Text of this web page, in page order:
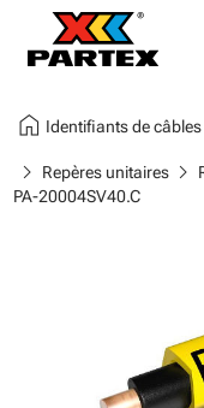
home Identifiants de câbles
chevron_right Repères unitaireschevron_right
PA-20004SV40.C